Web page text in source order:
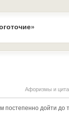
Афоризмы и
постепенно дойти до